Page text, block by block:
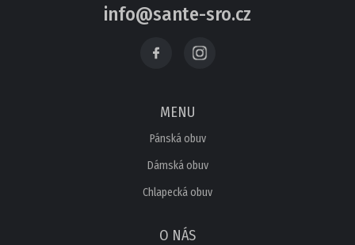
info@sante-sro.cz
MENU
Pánská obuv
Dámská obuv
Chlapecká obuv
O NÁS